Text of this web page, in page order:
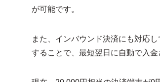
が可能です。
また、インバウンド決済にも対応
することで、最短翌日に自動で入